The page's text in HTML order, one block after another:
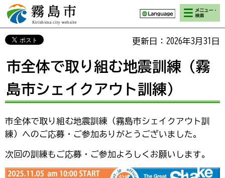
霧島市 Kirishima
city website
検索・メニ
ュー
更新日：2026年3月31日
市全体で取り組む地震訓練（霧
島市シェイクアウト訓練）
市全体で取り組む地震訓練（霧島市シェイクアウト訓
練）へのご応募・ご参加ありがとうございました。
次回の訓練もご応募・ご参加よろしくお願いします。